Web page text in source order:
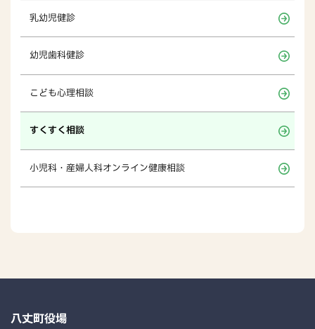
乳幼児健診
幼児歯科健診
こども心理相談
すくすく相談
小児科・産婦人科オンライン健康相談
八丈町役場